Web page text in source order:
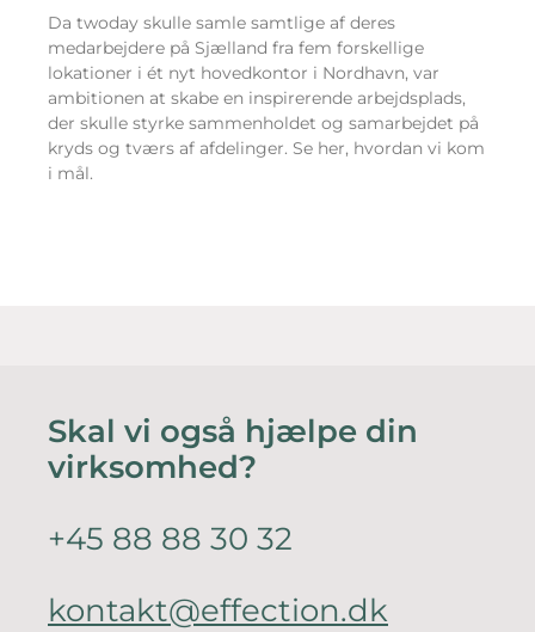
Da twoday skulle samle samtlige af deres
medarbejdere på Sjælland fra fem forskellige
lokationer i ét nyt hovedkontor i Nordhavn, var
ambitionen at skabe en inspirerende arbejdsplads,
der skulle styrke sammenholdet og samarbejdet på
kryds og tværs af afdelinger. Se her, hvordan vi kom
i mål.
Skal vi også hjælpe din
virksomhed?
+45 88 88 30 32
kontakt@effection.dk